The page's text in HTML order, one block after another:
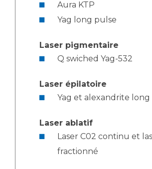
Aura KTP
Yag long pulse
Laser pigmentaire
Q swiched Yag-532
Laser épilatoire
Yag et alexandrite long
Laser ablatif
Laser C02 continu et
fractionné